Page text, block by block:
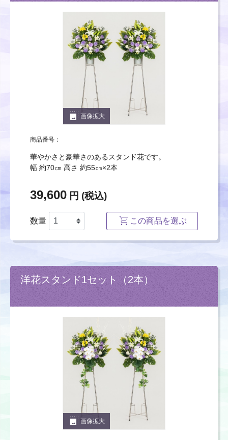
photo_size_select_large 画像拡大
商品番号：
華やかさと豪華さのあるスタンド花です。
幅 約70㎝ 高さ 約55㎝×2本
39,600 円 (税込)
数量 この商品を選ぶ
洋花スタンド1セット（2本）
photo_size_select_large 画像拡大